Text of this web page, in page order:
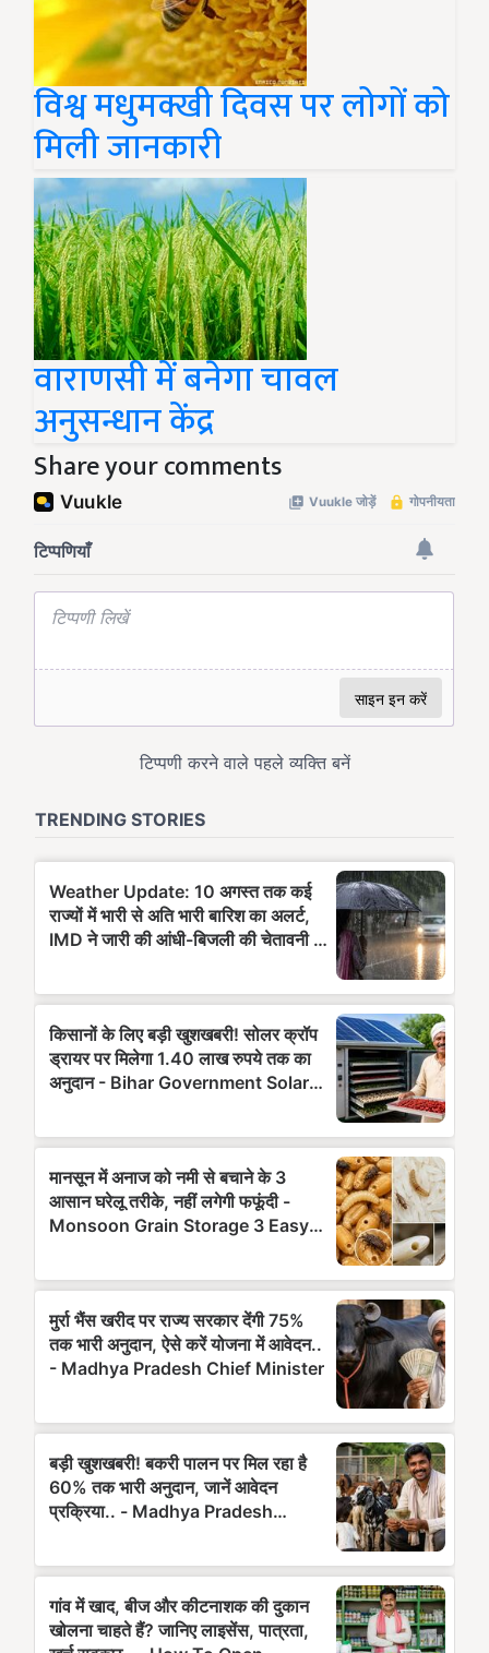
विश्व मधुमक्खी दिवस पर लोगों को
मिली जानकारी
वाराणसी में बनेगा चावल
अनुसन्धान केंद्र
Share your comments